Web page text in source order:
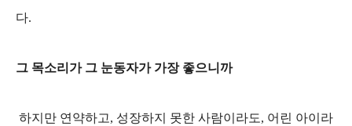
다.
그 목소리가 그 눈동자가 가장 좋으니까
하지만 연약하고, 성장하지 못한 사람이라도, 어린 아이라